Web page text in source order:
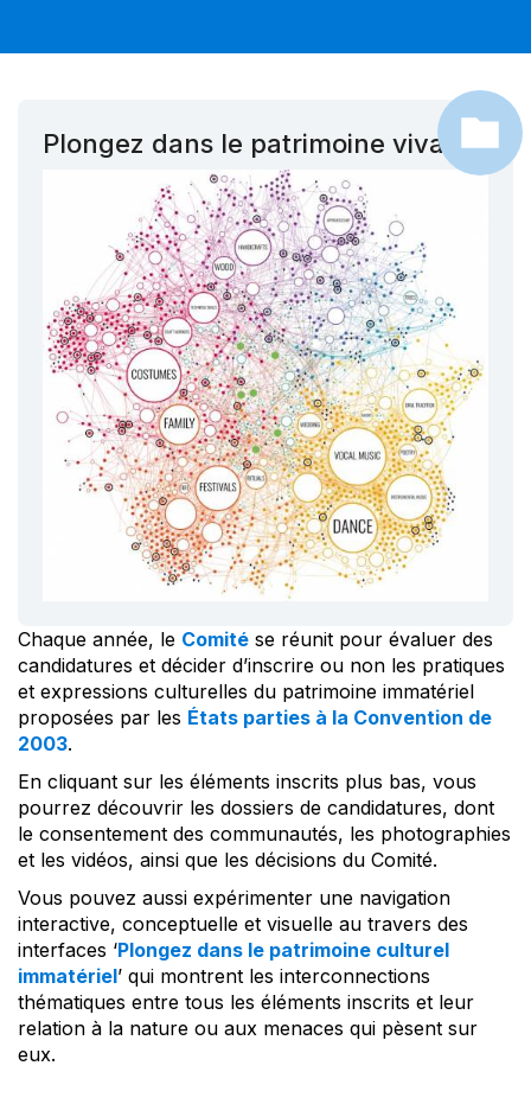
Plongez dans le patrimoine vivant !
Chaque année, le Comité se réunit pour évaluer des
candidatures et décider d’inscrire ou non les pratiques
et expressions culturelles du patrimoine immatériel
proposées par les États parties à la Convention de
2003.
En cliquant sur les éléments inscrits plus bas, vous
pourrez découvrir les dossiers de candidatures, dont
le consentement des communautés, les photographies
et les vidéos, ainsi que les décisions du Comité.
Vous pouvez aussi expérimenter une navigation
interactive, conceptuelle et visuelle au travers des
interfaces ‘Plongez dans le patrimoine culturel
immatériel’ qui montrent les interconnections
thématiques entre tous les éléments inscrits et leur
relation à la nature ou aux menaces qui pèsent sur
eux.